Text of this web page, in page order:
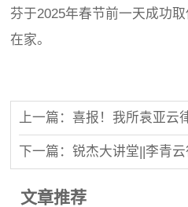
芬于2025年春节前一天成功
在家。
文章推荐